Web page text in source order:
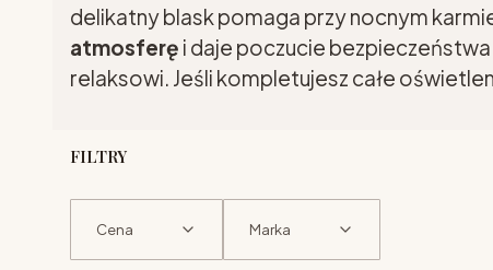
delikatny blask pomaga przy nocnym
atmosferę i daje poczucie bezpieczeństwa
relaksowi. Jeśli kompletujesz całe
FILTRY
Cena Marka